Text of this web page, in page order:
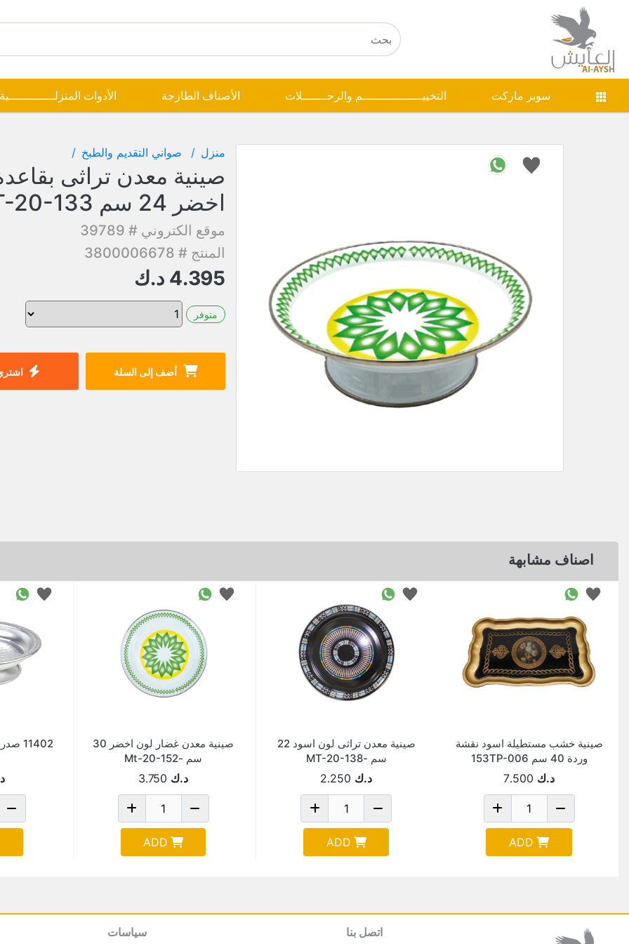
سوبر ماركت التخييـــــــــــــــــم والرحـــــــلات الأصناف الطازجة الأدوات المنزلـــــــــــــية
منزل صواني التقديم والطبخ
صينية معدن تراثى
اخضر 24 سم MT-20-133
موقع الكتروني # 39789
المنتج # 3800006678
4.395 د.ك
متوفر
أضف إلى السلة
اصناف مشابهة
صينية خشب مستطيلة اسود نقشة
وردة 40 سم 153TP-006
د.ك 7.500
ADD
صينية معدن تراثى لون اسود 22
سم -MT-20-138
د.ك 2.250
ADD
صينية معدن غضار لون اخضر 30
سم -mt-20-152
د.ك 3.750
ADD
11402 صدر عشاء بقاعدة رقم 01
اتصل بنا سياسات